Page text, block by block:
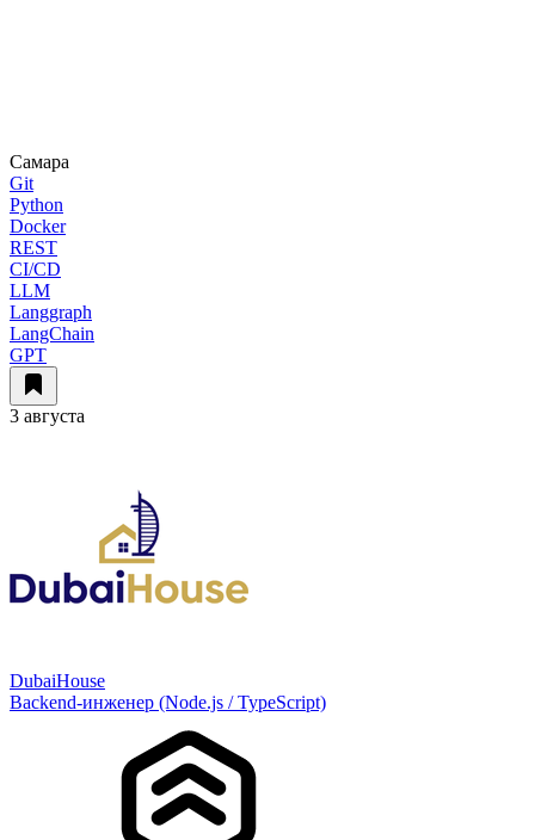
Самара
Git
Python
Docker
REST
CI/CD
LLM
Langgraph
LangChain
GPT
3 августа
DubaiHouse
Backend-инженер (Node.js / TypeScript)